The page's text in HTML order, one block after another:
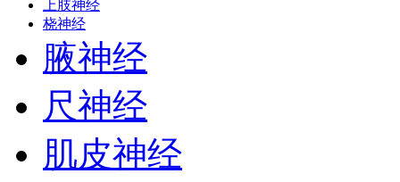
上肢神经
桡神经
腋神经
尺神经
肌皮神经